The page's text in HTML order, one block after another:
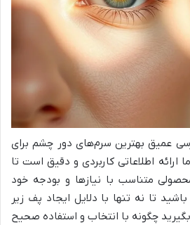
عمیق بهترین سرم‌های دور چشم برای
اطلاعاتی کاربردی و دقیق است تا
متناسب با نیازها و بودجه خود
تا نه تنها با دلایل ایجاد پف زیر
چگونه با انتخاب و استفاده صحیح